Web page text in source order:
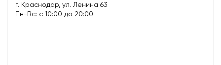
г. Краснодар, ул. Ленина 63
Пн-Вс: с 10:00 до 20:00